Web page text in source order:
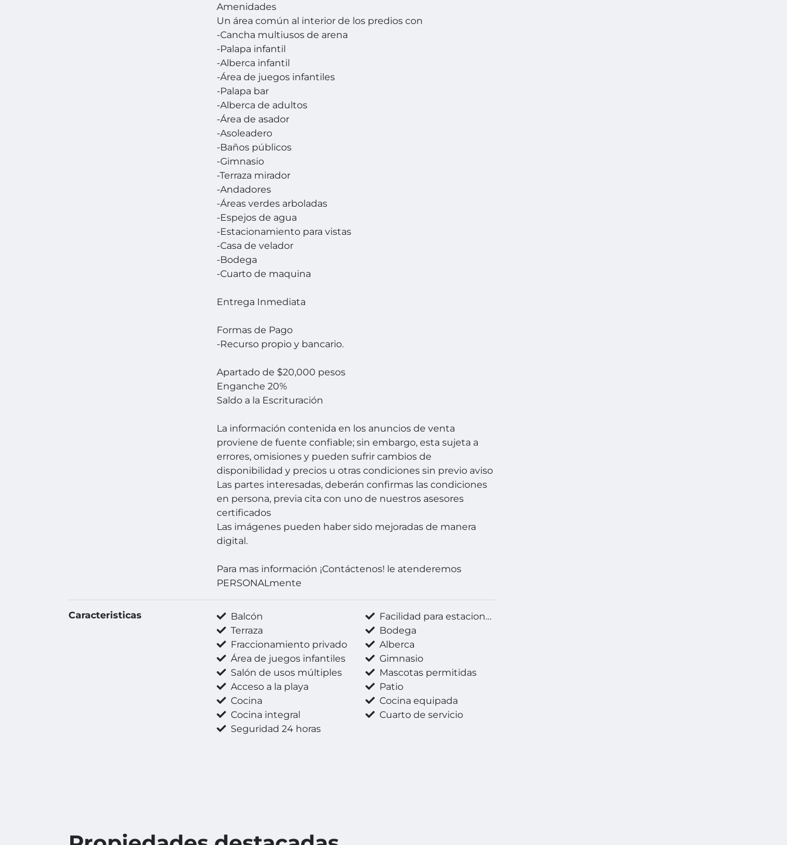
Amenidades
Un área común al interior de los predios con
-Cancha multiusos de arena
-Palapa infantil
-Alberca infantil
-Área de juegos infantiles
-Palapa bar
-Alberca de adultos
-Área de asador
-Asoleadero
-Baños públicos
-Gimnasio
-Terraza mirador
-Andadores
-Áreas verdes arboladas
-Espejos de agua
-Estacionamiento para vistas
-Casa de velador
-Bodega
-Cuarto de maquina
Entrega Inmediata
Formas de Pago
-Recurso propio y bancario.
Apartado de $20,000 pesos
Enganche 20%
Saldo a la Escrituración
La información contenida en los anuncios de venta
proviene de fuente confiable; sin embargo, esta sujeta a
errores, omisiones y pueden sufrir cambios de
disponibilidad y precios u otras condiciones sin previo aviso
Las partes interesadas, deberán confirmas las condiciones
en persona, previa cita con uno de nuestros asesores
certificados
Las imágenes pueden haber sido mejoradas de manera
digital.
Para mas información ¡Contáctenos! le atenderemos
PERSONALmente
Caracteristicas Balcón
Facilidad para estacionarse
Terraza
Bodega
Fraccionamiento privado
Alberca
Área de juegos infantiles
Gimnasio
Salón de usos múltiples
Mascotas permitidas
Acceso a la playa
Patio
Cocina
Cocina equipada
Cocina integral
Cuarto de servicio
Seguridad 24 horas